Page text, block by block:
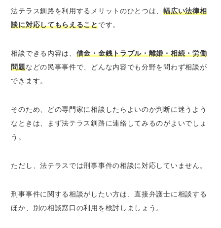
法テラス釧路を利用するメリットのひとつは、幅広い法律相
談に対応してもらえることです。
相談できる内容は、 借金・金銭トラブル・離婚・相続・労働
問題などの民事事件で、どんな内容でも分野を問わず相談が
できます。
そのため、どの専門家に相談したらよいのか判断に迷うよう
なときは、まず法テラス釧路に連絡してみるのがよいでしょ
う。
ただし、法テラスでは刑事事件の相談に対応していません。
刑事事件に関する相談がしたい方は、直接弁護士に相談する
ほか、別の相談窓口の利用を検討しましょう。